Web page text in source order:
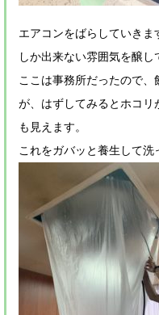
エアコンをばらしていき
しか出来ない雰囲気を醸し
ここは事務所だったので
が、はずしてみるとホコ
も見えます。
これをガバッと養生して洗